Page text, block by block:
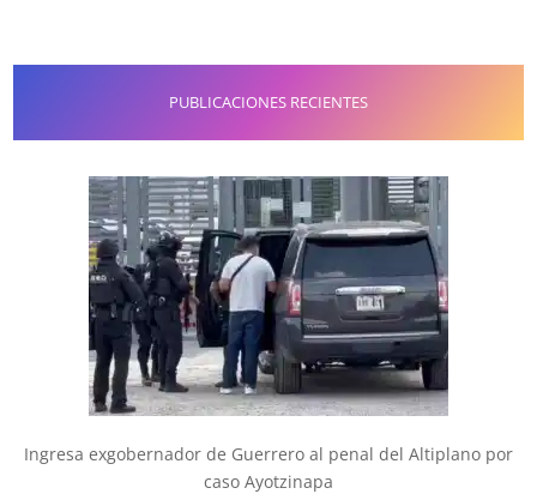
PUBLICACIONES RECIENTES
Ingresa exgobernador de Guerrero al penal del Altiplano por
caso Ayotzinapa